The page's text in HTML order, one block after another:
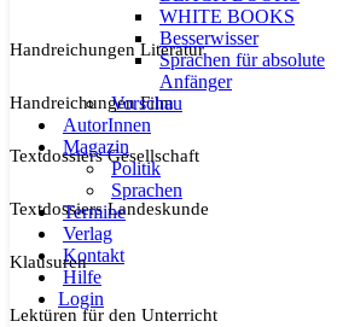
WHITE BOOKS
Besserwisser
Sprachen für absolute
Anfänger
Vorschau
AutorInnen
Magazin
Politik
Sprachen
Termine
Verlag
Kontakt
Hilfe
Login
Handreichungen Literatur
Handreichungen Film
Textdossiers Gesellschaft
Textdossiers Landeskunde
Klausuren
Lektüren für den Unterricht